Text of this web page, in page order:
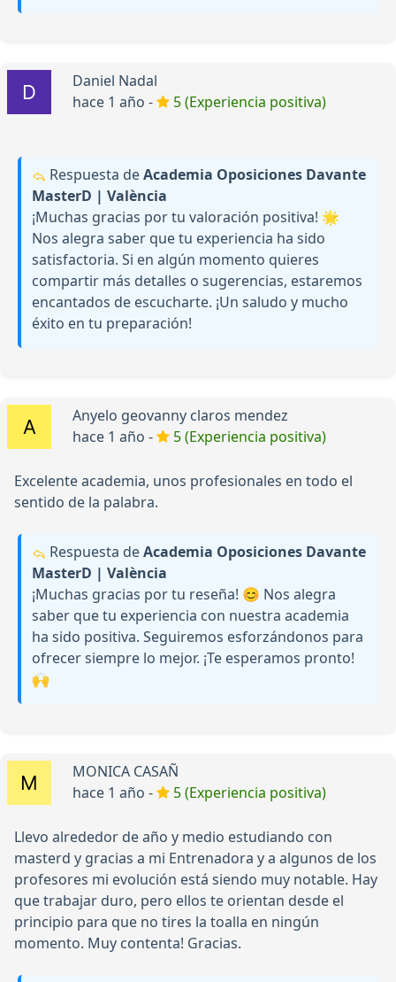
Daniel Nadal
hace 1 año -
5 (Experiencia positiva)
Respuesta deAcademia Oposiciones Davante
MasterD | València
¡Muchas gracias por tu valoración positiva! 🌟
Nos alegra saber que tu experiencia ha sido
satisfactoria. Si en algún momento quieres
compartir más detalles o sugerencias, estaremos
encantados de escucharte. ¡Un saludo y mucho
éxito en tu preparación!
Anyelo geovanny claros mendez
hace 1 año -
5 (Experiencia positiva)
Excelente academia, unos profesionales en todo el
sentido de la palabra.
Respuesta deAcademia Oposiciones Davante
MasterD | València
¡Muchas gracias por tu reseña! 😊 Nos alegra
saber que tu experiencia con nuestra academia
ha sido positiva. Seguiremos esforzándonos para
ofrecer siempre lo mejor. ¡Te esperamos pronto!
🙌
MONICA CASAÑ
hace 1 año -
5 (Experiencia positiva)
Llevo alrededor de año y medio estudiando con
masterd y gracias a mi Entrenadora y a algunos de los
profesores mi evolución está siendo muy notable. Hay
que trabajar duro, pero ellos te orientan desde el
principio para que no tires la toalla en ningún
momento. Muy contenta! Gracias.